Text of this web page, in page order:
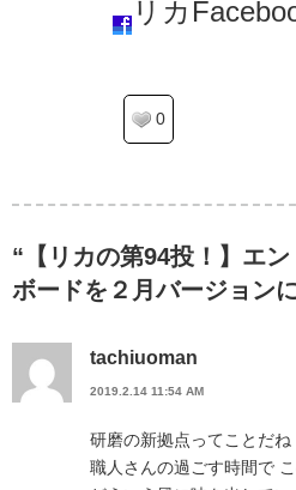
リカ
0
“【リカの第94投！】エ
ボードを２月バージョン
tachiuoman
2019.2.14 11:54 AM
研磨の新拠点ってことだね
職人さんの過ごす時間で